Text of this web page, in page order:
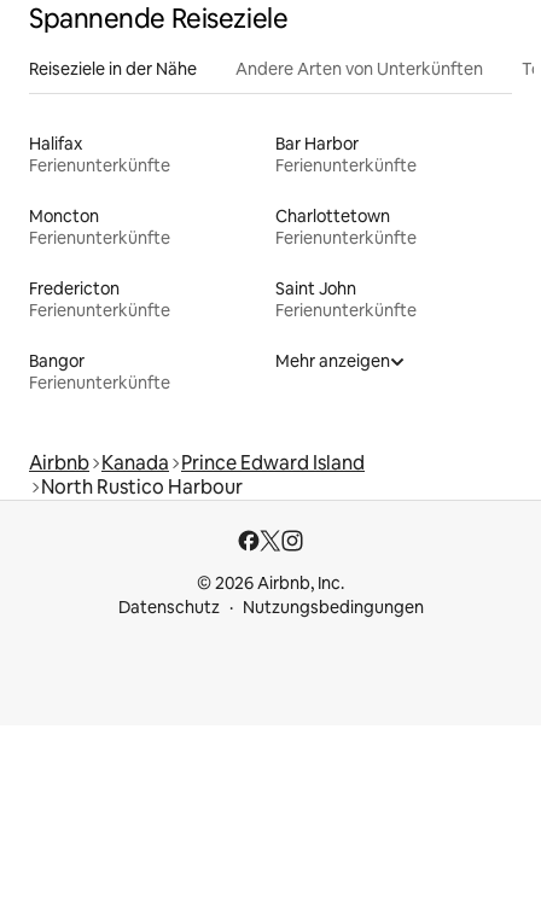
Spannende Reiseziele
Reiseziele in der Nähe Andere Arten von Unterkünften
Halifax
Ferienunterkünfte
Bar Harbor
Ferienunterkünfte
Moncton
Ferienunterkünfte
Charlottetown
Ferienunterkünfte
Fredericton
Ferienunterkünfte
Saint John
Ferienunterkünfte
Bangor
Ferienunterkünfte
Mehr anzeigen
Airbnb Kanada Prince Edward Island
North Rustico Harbour
© 2026 Airbnb, Inc.
Datenschutz
Nutzungsbedingungen